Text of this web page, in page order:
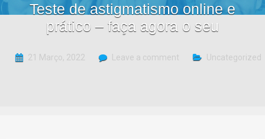
Teste de astigmatismo online e
prático – faça agora o seu
21 Março, 2022 Leave a comment Uncategorized